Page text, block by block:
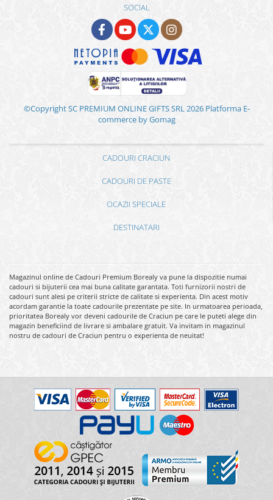
SOCIAL
©Copyright SC PREMIUM ONLINE GIFTS SRL 2026 Platforma E-
commerce by Gomag
CADOURI CRACIUN
CADOURI DE PASTE
OCAZII SPECIALE
DESTINATARI
Magazinul online de Cadouri Premium Borealy va pune la dispozitie numai
cadouri si bijuterii cea mai buna calitate garantata. Toti furnizorii nostri de
cadouri sunt alesi pe criterii stricte de calitate si experienta. Din acest motiv
acordam garantie la toate cadourile prezentate pe site. In urmatoarea perioada,
prioritatea Borealy vor deveni cadourile de Craciun pe care le puteti alege din
magazin beneficiind de livrare si ambalare gratuit. Va invitam in magazinul
nostru de cadouri de Craciun pentru o experienta de neuitat!